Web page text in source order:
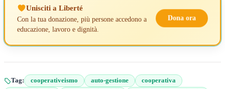
Unisciti a Liberté
Con la tua donazione, più persone accedono a
educazione, lavoro e dignità.
Dona ora
Tag: cooperativeismo auto-gestione
cooperativa